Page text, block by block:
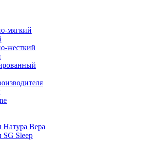
мягкий
жесткий
Натура Вера
Sleep